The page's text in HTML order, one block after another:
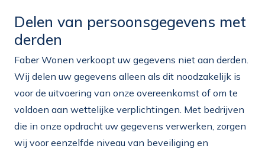
Delen van persoonsgegevens met
derden
Faber Wonen verkoopt uw gegevens niet aan derden.
Wij delen uw gegevens alleen als dit noodzakelijk is
voor de uitvoering van onze overeenkomst of om te
voldoen aan wettelijke verplichtingen. Met bedrijven
die in onze opdracht uw gegevens verwerken, zorgen
wij voor eenzelfde niveau van beveiliging en